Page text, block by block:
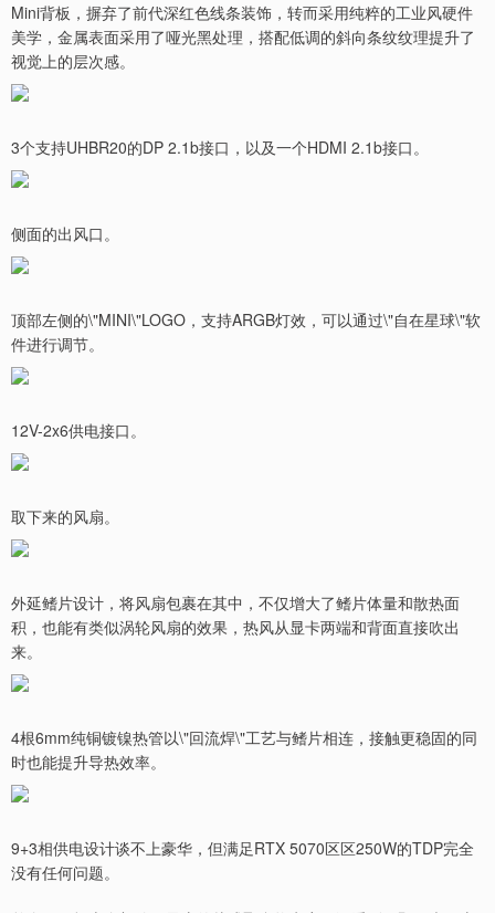
Mini背板，摒弃了前代深红色线条装饰，转而采用纯粹的工业风硬件
美学，金属表面采用了哑光黑处理，搭配低调的斜向条纹纹理提升了
视觉上的层次感。
3个支持UHBR20的DP 2.1b接口，以及一个HDMI 2.1b接口。
侧面的出风口。
顶部左侧的\"MINI\"LOGO，支持ARGB灯效，可以通过\"自在星球\"软
件进行调节。
12V-2x6供电接口。
取下来的风扇。
外延鳍片设计，将风扇包裹在其中，不仅增大了鳍片体量和散热面
积，也能有类似涡轮风扇的效果，热风从显卡两端和背面直接吹出
来。
4根6mm纯铜镀镍热管以\"回流焊\"工艺与鳍片相连，接触更稳固的同
时也能提升导热效率。
9+3相供电设计谈不上豪华，但满足RTX 5070区区250W的TDP完全
没有任何问题。